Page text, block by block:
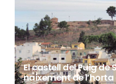
El castell del Puig de
naixement de